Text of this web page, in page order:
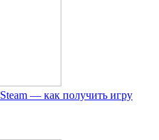
— как получить игру